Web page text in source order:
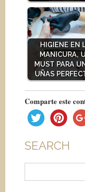
HIGIENE EN
MANICURA,
MUST PARA
UÑAS
Comparte este
SEARCH